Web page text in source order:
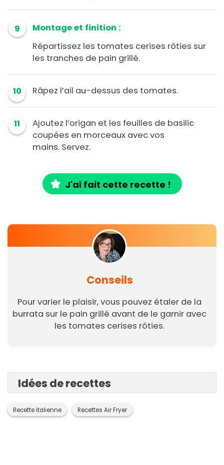
9
Montage et finition :
Répartissez les tomates cerises rôties sur
les tranches de pain grillé.
10 Râpez l’ail au-dessus des tomates.
11
Ajoutez l’origan et les feuilles de basilic
coupées en morceaux avec vos
mains. Servez.
J'ai fait cette recette !
Conseils
Pour varier le plaisir, vous pouvez étaler de la
burrata sur le pain grillé avant de le garnir avec
les tomates cerises rôties.
Idées de recettes
Recette italienne Recettes Air Fryer